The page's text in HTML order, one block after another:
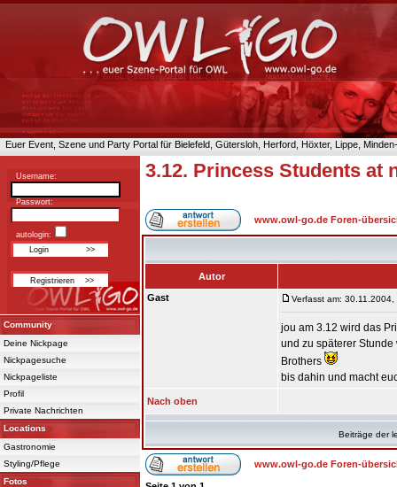
Euer Event, Szene und Party Portal für Bielefeld, Gütersloh, Herford, Höxter, Lippe,
Username:
Passwort:
autologin:
Community
Deine Nickpage
Nickpagesuche
Nickpageliste
Profil
Private Nachrichten
Locations
Gastronomie
Styling/Pflege
Fotos
3.12. Princess Students at
www.owl-go.de Foren-
Autor
Gast
Verfasst am: 30.11.2004,
jou am 3.12 wird das
und zu späterer
Brothers
bis dahin und macht
Nach oben
Beiträge der
www.owl-go.de Foren-